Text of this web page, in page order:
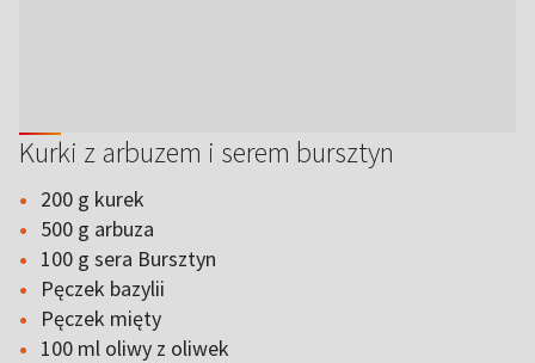
Kurki z arbuzem i serem bursztyn
200 g kurek
500 g arbuza
100 g sera Bursztyn
Pęczek bazylii
Pęczek mięty
100 ml oliwy z oliwek